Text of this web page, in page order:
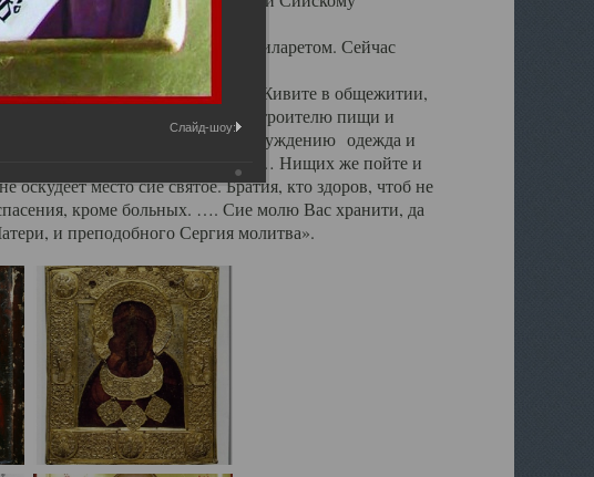
того года.
монастырю патриархом Филаретом. Сейчас
изложил свой устав так : «Живите в общежитии,
святых отцов. На трапезе строителю пищи и
прибавляйте. Также равно и по обсуждению одежда и
ни принимайте от христолюбцев. … Нищих же пойте и
место сие святое. Братия, кто здоров, чтоб не
кроме больных. …. Сие молю Вас хранити, да
и преподобного Сергия молитва».
Слайд-шоу: